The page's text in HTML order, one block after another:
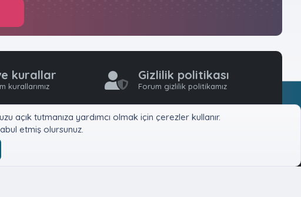
kurallar
kurallarımız
Gizlilik politikası
Forum gizlilik politikamız
açık tutmanıza yardımcı olmak için çerezler kullanır.
etmiş olursunuz.